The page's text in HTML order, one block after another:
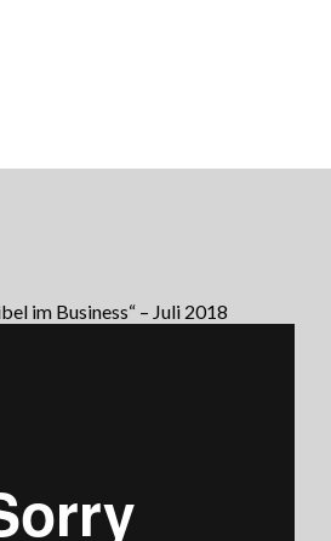
im Business“ – Juli 2018